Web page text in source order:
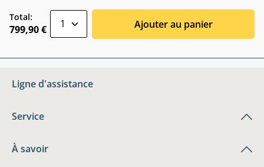
Total:
799,90 € Ajouter au panier
Ligne d'assistance
Service
À savoir